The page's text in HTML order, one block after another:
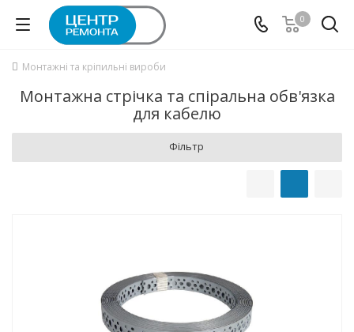
0
Монтажні та кріпильні вироби
Монтажна стрічка та спіральна обв'язка
для кабелю
Фільтр